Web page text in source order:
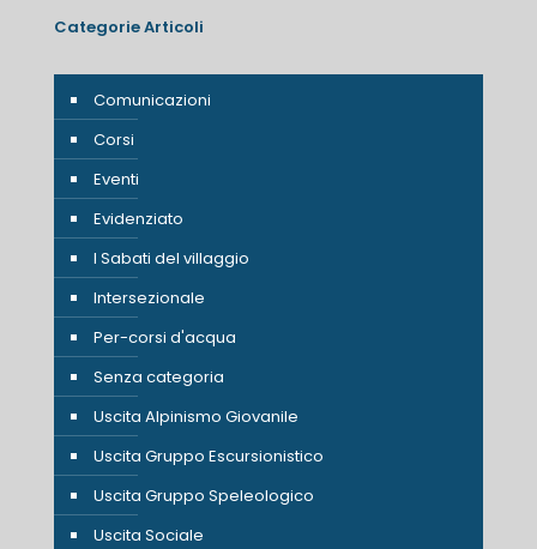
Categorie Articoli
Comunicazioni
Corsi
Eventi
Evidenziato
I Sabati del villaggio
Intersezionale
Per-corsi d'acqua
Senza categoria
Uscita Alpinismo Giovanile
Uscita Gruppo Escursionistico
Uscita Gruppo Speleologico
Uscita Sociale